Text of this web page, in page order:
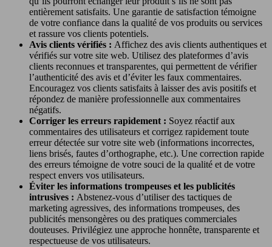
entièrement satisfaits. Une garantie de satisfaction témoigne
de votre confiance dans la qualité de vos produits ou services
et rassure vos clients potentiels.
Avis clients vérifiés : Affichez des avis clients authentiques et
vérifiés sur votre site web. Utilisez des plateformes d’avis
clients reconnues et transparentes, qui permettent de vérifier
l’authenticité des avis et d’éviter les faux commentaires.
Encouragez vos clients satisfaits à laisser des avis positifs et
répondez de manière professionnelle aux commentaires
négatifs.
Corriger les erreurs rapidement : Soyez réactif aux
commentaires des utilisateurs et corrigez rapidement toute
erreur détectée sur votre site web (informations incorrectes,
liens brisés, fautes d’orthographe, etc.). Une correction rapide
des erreurs témoigne de votre souci de la qualité et de votre
respect envers vos utilisateurs.
Éviter les informations trompeuses et les publicités
intrusives : Abstenez-vous d’utiliser des tactiques de
marketing agressives, des informations trompeuses, des
publicités mensongères ou des pratiques commerciales
douteuses. Privilégiez une approche honnête, transparente et
respectueuse de vos utilisateurs.